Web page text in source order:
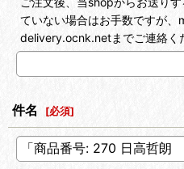
ていない場合はお手数ですが
delivery.ocnk.netまでご連絡く
件名 [必須]